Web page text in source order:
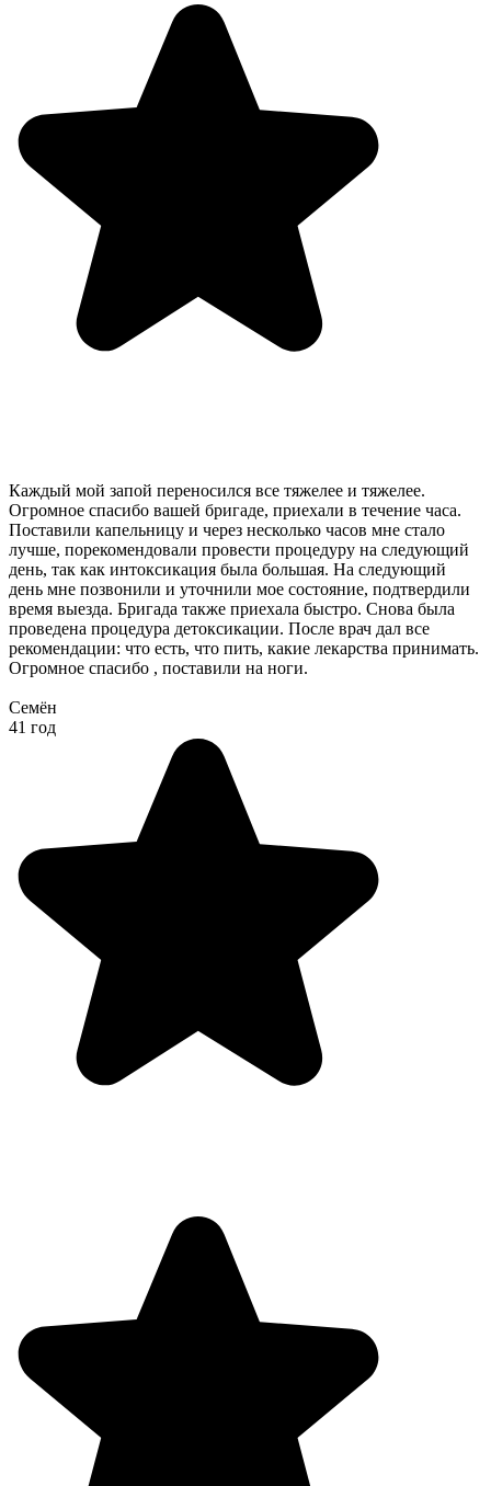
Каждый мой запой переносился все тяжелее и тяжелее.
Огромное спасибо вашей бригаде, приехали в течение часа.
Поставили капельницу и через несколько часов мне стало
лучше, порекомендовали провести процедуру на следующий
день, так как интоксикация была большая. На следующий
день мне позвонили и уточнили мое состояние, подтвердили
время выезда. Бригада также приехала быстро. Снова была
проведена процедура детоксикации. После врач дал все
рекомендации: что есть, что пить, какие лекарства принимать.
Огромное спасибо , поставили на ноги.
Семён
41 год